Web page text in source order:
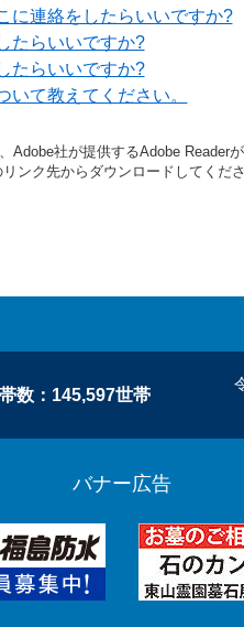
に連絡をしたらいいですか?
たらいいですか?
たらいいですか?
て教えてください。
Adobe社が提供するAdobe Reader
ンク先からダウンロードしてくだ
数： 145,597世帯
バナー広告